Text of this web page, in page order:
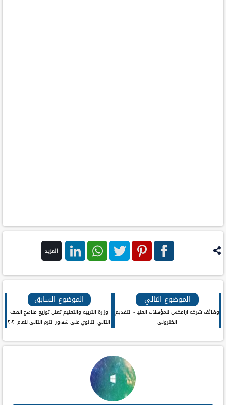
بوك
المزيد
الموضوع التالي
وظائف شركة ارامكس للمؤهلات العليا - التقديم
الكترونى
الموضوع السابق
وزارة التربية والتعليم تعلن توزيع مناهج الصف
الثاني الثانوي على شهور الترم الثانى للعام ٢٠٢١